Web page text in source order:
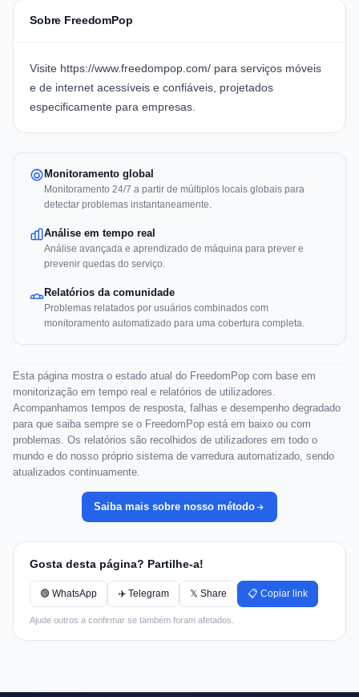
Sobre FreedomPop
Visite https://www.freedompop.com/ para serviços móveis
e de internet acessíveis e confiáveis, projetados
especificamente para empresas.
Monitoramento global
Monitoramento 24/7 a partir de múltiplos locais globais para
detectar problemas instantaneamente.
Análise em tempo real
Análise avançada e aprendizado de máquina para prever e
prevenir quedas do serviço.
Relatórios da comunidade
Problemas relatados por usuários combinados com
monitoramento automatizado para uma cobertura completa.
Esta página mostra o estado atual do FreedomPop com base em
monitorização em tempo real e relatórios de utilizadores.
Acompanhamos tempos de resposta, falhas e desempenho degradado
para que saiba sempre se o FreedomPop está em baixo ou com
problemas. Os relatórios são recolhidos de utilizadores em todo o
mundo e do nosso próprio sistema de varredura automatizado, sendo
atualizados continuamente.
Saiba mais sobre nosso método
Gosta desta página? Partilhe-a!
🟢 WhatsApp ✈️ Telegram 𝕏 Share 📋 Copiar link
Ajude outros a confirmar se também foram afetados.